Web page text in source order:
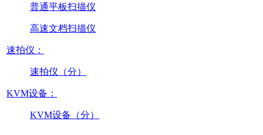
普通平板扫描仪
高速文档扫描仪
速拍仪：
速拍仪（分）
KVM设备：
KVM设备（分）